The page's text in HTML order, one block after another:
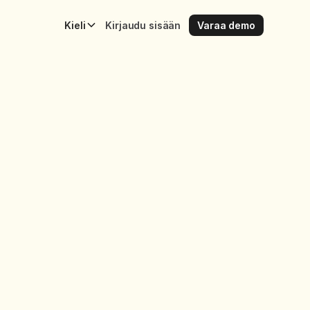
Kieli Kirjaudu sisään Varaa demo